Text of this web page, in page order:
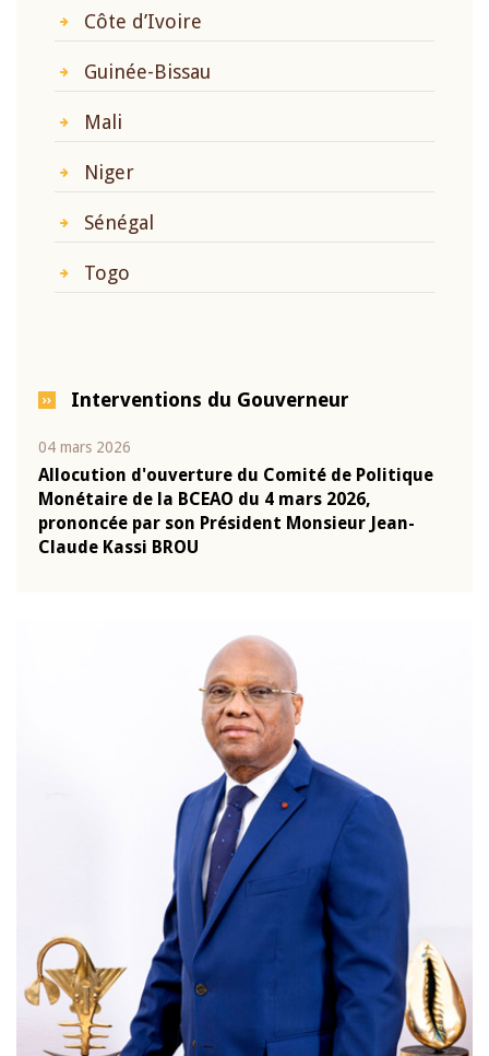
Côte d’Ivoire
Guinée-Bissau
Mali
Niger
Sénégal
Togo
Interventions du Gouverneur
04 mars 2026
Allocution d'ouverture du Comité de Politique
Monétaire de la BCEAO du 4 mars 2026,
prononcée par son Président Monsieur Jean-
Claude Kassi BROU